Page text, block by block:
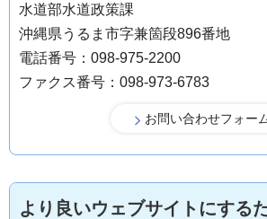
水道部水道政策課
沖縄県うるま市字兼箇段896番地
電話番号：098-975-2200
ファクス番号：098-973-6783
より良いウェブサイトにする